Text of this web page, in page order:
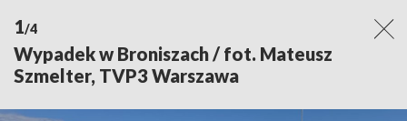
1/4
Wypadek w Broniszach / fot. Mateusz
Szmelter, TVP3 Warszawa